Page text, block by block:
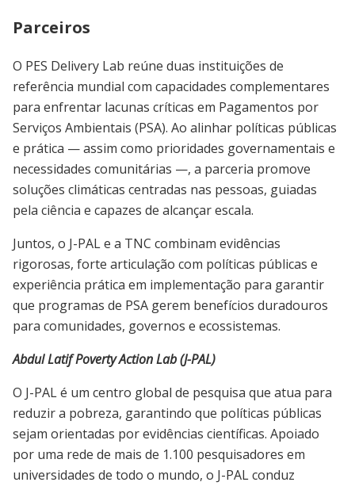
Parceiros
O PES Delivery Lab reúne duas instituições de
referência mundial com capacidades complementares
para enfrentar lacunas críticas em Pagamentos por
Serviços Ambientais (PSA). Ao alinhar políticas públicas
e prática — assim como prioridades governamentais e
necessidades comunitárias —, a parceria promove
soluções climáticas centradas nas pessoas, guiadas
pela ciência e capazes de alcançar escala.
Juntos, o J-PAL e a TNC combinam evidências
rigorosas, forte articulação com políticas públicas e
experiência prática em implementação para garantir
que programas de PSA gerem benefícios duradouros
para comunidades, governos e ecossistemas.
Abdul Latif Poverty Action Lab (J-PAL)
O J-PAL é um centro global de pesquisa que atua para
reduzir a pobreza, garantindo que políticas públicas
sejam orientadas por evidências científicas. Apoiado
por uma rede de mais de 1.100 pesquisadores em
universidades de todo o mundo, o J-PAL conduz